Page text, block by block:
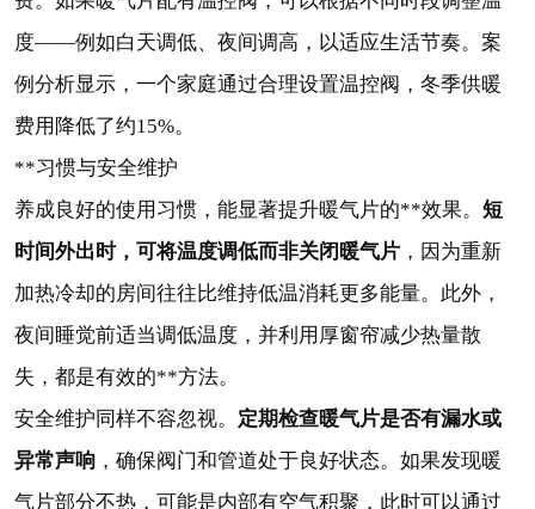
度——例如白天调低、夜间调高，以适应生活节奏。案
例分析显示，一个家庭通过合理设置温控阀，冬季供暖
费用降低了约15%。
**习惯与安全维护
养成良好的使用习惯，能显著提升暖气片的**效果。 短
时间外出时，可将温度调低而非关闭暖气片，因为重新
加热冷却的房间往往比维持低温消耗更多能量。此外，
夜间睡觉前适当调低温度，并利用厚窗帘减少热量散
失，都是有效的**方法。
安全维护同样不容忽视。 定期检查暖气片是否有漏水或
异常声响，确保阀门和管道处于良好状态。如果发现暖
气片部分不热，可能是内部有空气积聚，此时可以通过